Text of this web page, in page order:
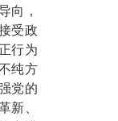
向，
受政
行为
纯方
党的
新、